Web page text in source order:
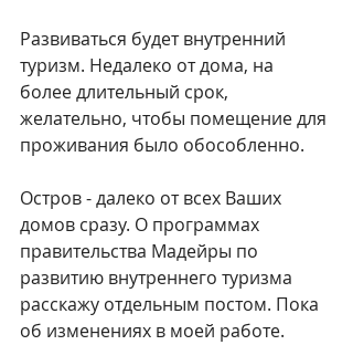
Развиваться будет внутренний
туризм. Недалеко от дома, на
более длительный срок,
желательно, чтобы помещение для
проживания было обособленно.
Остров - далеко от всех Ваших
домов сразу. О программах
правительства Мадейры по
развитию внутреннего туризма
расскажу отдельным постом. Пока
об изменениях в моей работе.